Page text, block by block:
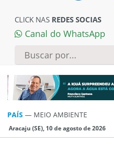
CLICK NAS REDES SOCIAS
Canal do WhatsApp
PAÍS — MEIO AMBIENTE
Aracaju (SE), 10 de agosto de 2026